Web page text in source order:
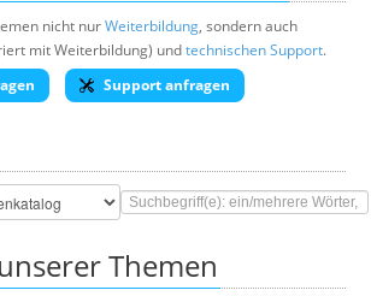
nicht nurWeiterbildung, sondern auch
mit Weiterbildung) undtechnischen Support.
Support anfragen
Themen